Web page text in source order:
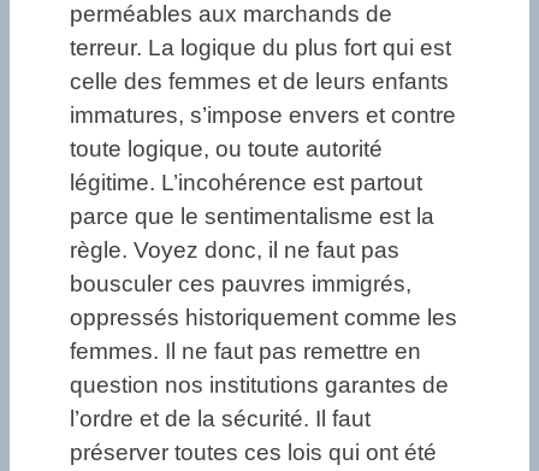
perméables aux marchands de
terreur. La logique du plus fort qui est
celle des femmes et de leurs enfants
immatures, s’impose envers et contre
toute logique, ou toute autorité
légitime. L’incohérence est partout
parce que le sentimentalisme est la
règle. Voyez donc, il ne faut pas
bousculer ces pauvres immigrés,
oppressés historiquement comme les
femmes. Il ne faut pas remettre en
question nos institutions garantes de
l’ordre et de la sécurité. Il faut
préserver toutes ces lois qui ont été